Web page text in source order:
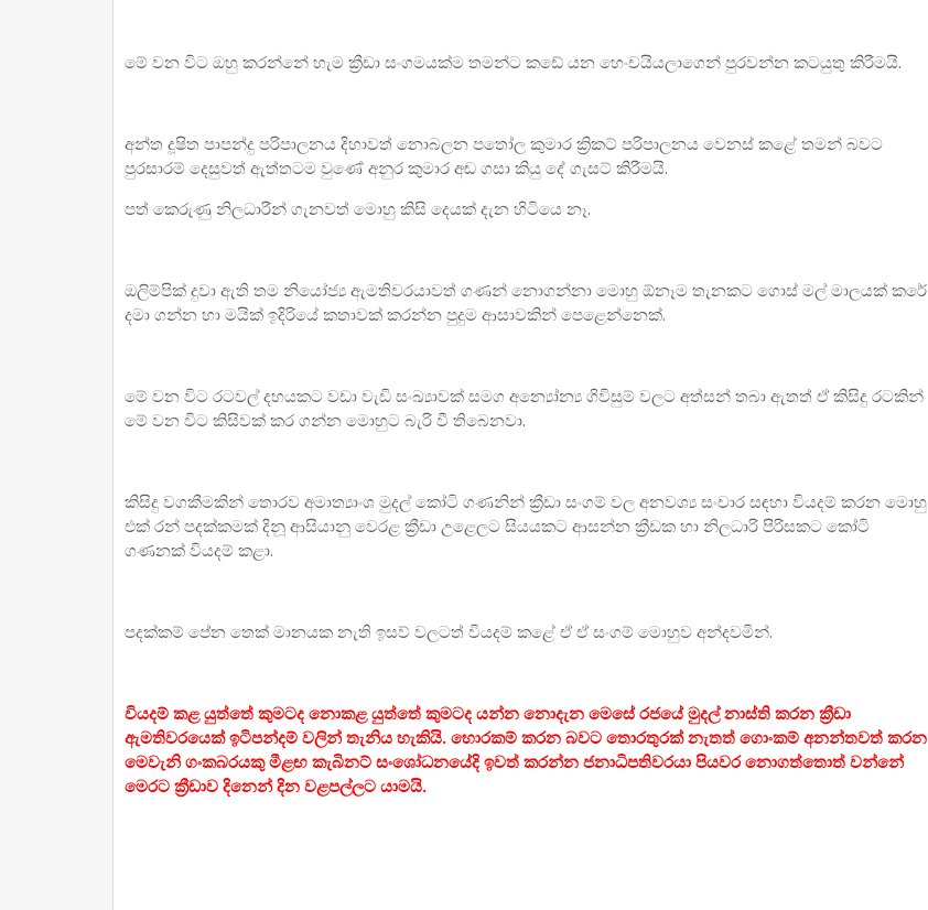
මේ වන විට ඔහු කරන්නේ හැම ක්‍රීඩා සංගමයක්ම තමන්ට කඩේ යන හෙංචයියලාගෙන් පුරවන්න කටයුතු කිරීමයි.
අන්ත දූෂිත පාපන්දු පරිපාලනය දිහාවත් නොබලන පතෝල කුමාර ක්‍රිකට් පරිපාලනය වෙනස් කළේ තමන් බවට
පුරසාරම් දෙසුවත් ඇත්තටම වුණේ අනුර කුමාර අඬ ගසා කියු දේ ගැසට් කිරීමයි.
පත් කෙරුණු නිලධාරීන් ගැනවත් මොහු කිසි දෙයක් දැන හිටියෙ නෑ.
ඔලිම්පික් දුවා ඇති තම නියෝජ්‍ය ඇමතිවරයාවත් ගණන් නොගන්නා මොහු ඕනෑම තැනකට ගොස් මල් මාලයක් කරේ
දමා ගන්න හා මයික් ඉදිරියේ කතාවක් කරන්න පුදුම ආසාවකින් පෙළෙන්නෙක්.
මේ වන විට රටවල් දහයකට වඩා වැඩි සංඛ්‍යාවක් සමග අන්‍යෝන්‍ය ගිවිසුම් වලට අත්සන් තබා ඇතත් ඒ කිසිදු රටකින්
මේ වන විට කිසිවක් කර ගන්න මොහුට බැරි වී තිබෙනවා.
කිසිදු වගකීමකින් තොරව අමාත්‍යාංශ මුදල් කෝටි ගණනින් ක්‍රීඩා සංගම් වල අනවශ්‍ය සංචාර සඳහා වියදම් කරන මොහු
එක් රන් පදක්කමක් දිනූ ආසියානු වෙරළ ක්‍රීඩා උළෙලට සියයකට ආසන්න ක්‍රීඩක හා නිලධාරි පිරිසකට කෝටි
ගණනක් වියදම් කළා.
පදක්කම් පේන තෙක් මානයක නැති ඉසව් වලටත් වියදම් කළේ ඒ ඒ සංගම් මොහුව අන්දවමින්.
වියදම් කළ යුත්තේ කුමටද නොකළ යුත්තේ කුමටද යන්න නොදැන මෙසේ රජයේ මුදල් නාස්ති කරන ක්‍රීඩා
ඇමතිවරයෙක් ඉටිපන්දම් වලින් තැනිය හැකියි. හොරකම් කරන බවට තොරතුරක් නැතත් ගොංකම් අනන්තවත් කරන
මෙවැනි ගංකබරයකු මීළඟ කැබිනට් සංශෝධනයේදි ඉවත් කරන්න ජනාධිපතිවරයා පියවර නොගත්තොත් වන්නේ
මෙරට ක්‍රීඩාව දිනෙන් දින වළපල්ලට යාමයි.